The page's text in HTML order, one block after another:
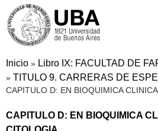
Inicio » Libro IX: FACULTAD DE
» TITULO 9. CARRERAS DE
CAPITULO D: EN BIOQUIMICA
CAPITULO D: EN BIOQUIMICA